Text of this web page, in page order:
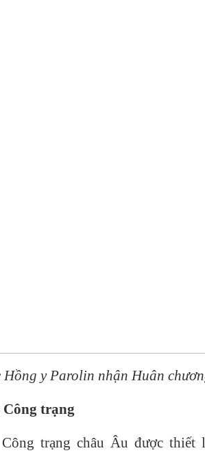
y Parolin nhận Huân
trạng
trạng châu Âu được